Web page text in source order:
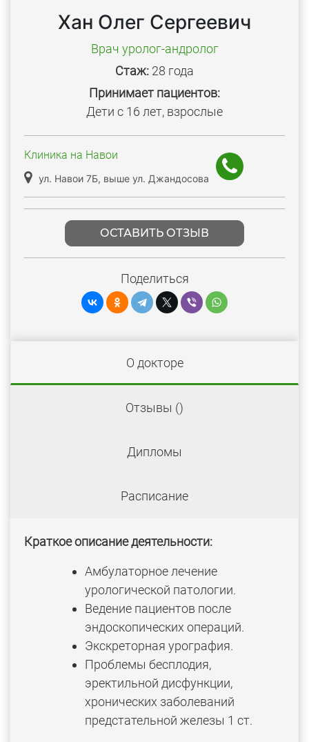
Хан Олег Сергеевич
Врач уролог-андролог
Стаж: 28 года
Принимает пациентов:
Дети с 16 лет, взрослые
Клиника на Навои
ул. Навои 7Б, выше ул. Джандосова
ОСТАВИТЬ ОТЗЫВ
Поделиться
О докторе
Отзывы ()
Дипломы
Расписание
Краткое описание деятельности:
Амбулаторное лечение
урологической патологии.
Ведение пациентов после
эндоскопических операций.
Экскреторная урография.
Проблемы бесплодия,
эректильной дисфункции,
хронических заболеваний
предстательной железы 1 ст.